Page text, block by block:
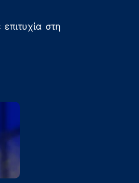
στη